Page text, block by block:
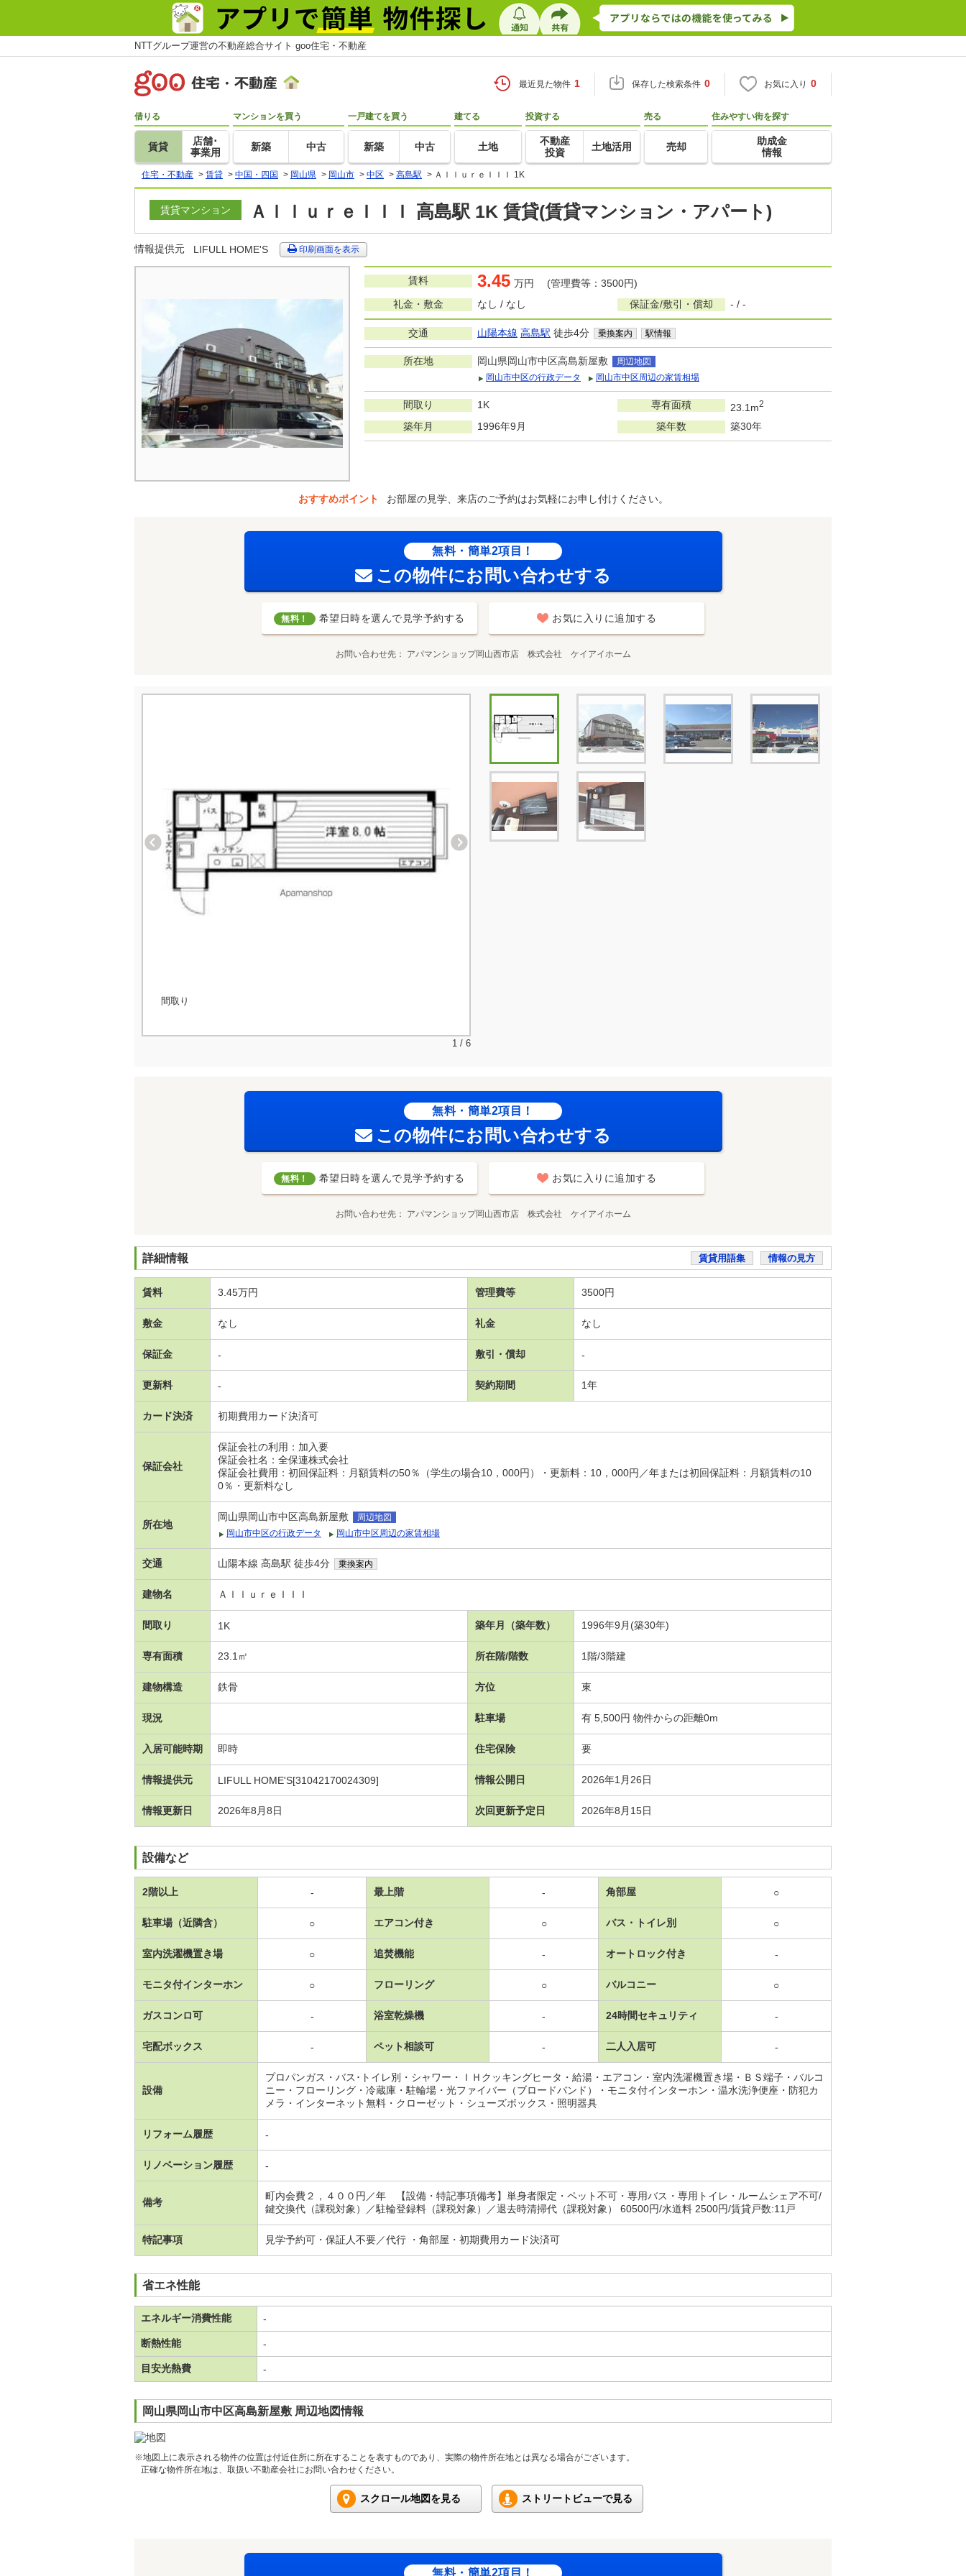
NTTグループ運営の不動産総合サイト goo住宅・不動産
最近見た物件 1 保存した検索条件 0 お気に入り 0
借りる
賃貸
店舗･
事業用
マンションを買う
新築 中古
一戸建てを買う
新築 中古
建てる
土地
投資する
不動産
投資
土地活用
売る
売却
住みやすい街を探す
助成金
情報
住宅・不動産 > 賃貸 > 中国・四国 > 岡山県 > 岡山市 > 中区 > 高島駅 > ＡｌｌｕｒｅＩＩＩ 1K
賃貸マンション ＡｌｌｕｒｅＩＩＩ 高島駅 1K 賃貸(賃貸マンション・アパート)
情報提供元 LIFULL HOME'S 印刷画面を表示
賃料 3.45 万円 (管理費等：3500円)
礼金・敷金
なし / なし 保証金/敷引・償却 - / -
交通 山陽本線 高島駅 徒歩4分 乗換案内 駅情報
所在地 岡山県岡山市中区高島新屋敷
周辺地図
岡山市中区の行政データ
岡山市中区周辺の家賃相場
間取り 1K 専有面積 23.1m2
築年月 1996年9月 築年数 築30年
おすすめポイント お部屋の見学、来店のご予約はお気軽にお申し付けください。
無料・簡単2項目！
この物件にお問い合わせする
無料！ 希望日時を選んで見学予約する お気に入りに追加する
お問い合わせ先 アパマンショップ岡山西市店 株式会社 ケイアイホーム
間取り
1 / 6
無料・簡単2項目！
この物件にお問い合わせする
無料！ 希望日時を選んで見学予約する お気に入りに追加する
お問い合わせ先 アパマンショップ岡山西市店 株式会社 ケイアイホーム
詳細情報 賃貸用語集 情報の見方
賃料 3.45万円 管理費等 3500円
敷金 なし 礼金 なし
保証金 - 敷引・償却 -
更新料 - 契約期間 1年
カード決済 初期費用カード決済可
保証会社
保証会社の利用：加入要
保証会社名：全保連株式会社
保証会社費用：初回保証料：月額賃料の50％（学生の場合10，000円）・更新料：10，000円／年または初回保証料：月額賃料の10
0％・更新料なし
所在地
岡山県岡山市中区高島新屋敷
周辺地図
岡山市中区の行政データ
岡山市中区周辺の家賃相場
交通 山陽本線 高島駅 徒歩4分 乗換案内
建物名 ＡｌｌｕｒｅＩＩＩ
間取り 1K 築年月（築年数） 1996年9月(築30年)
専有面積 23.1㎡ 所在階/階数 1階/3階建
建物構造 鉄骨 方位 東
現況 駐車場 有 5,500円 物件からの距離0m
入居可能時期 即時 住宅保険 要
情報提供元 LIFULL HOME'S[31042170024309] 情報公開日 2026年1月26日
情報更新日 2026年8月8日 次回更新予定日 2026年8月15日
設備など
2階以上 - 最上階 - 角部屋 ○
駐車場（近隣含） ○ エアコン付き ○ バス・トイレ別 ○
室内洗濯機置き場 ○ 追焚機能 - オートロック付き -
モニタ付インターホン ○ フローリング ○ バルコニー ○
ガスコンロ可 - 浴室乾燥機 - 24時間セキュリティ -
宅配ボックス - ペット相談可 - 二人入居可 -
設備
プロパンガス・バス･トイレ別・シャワー・ＩＨクッキングヒータ・給湯・エアコン・室内洗濯機置き場・ＢＳ端子・バルコ
ニー・フローリング・冷蔵庫・駐輪場・光ファイバー（ブロードバンド）・モニタ付インターホン・温水洗浄便座・防犯カ
メラ・インターネット無料・クローゼット・シューズボックス・照明器具
リフォーム履歴 -
リノベーション履歴 -
備考
町内会費２，４００円／年 【設備・特記事項備考】単身者限定・ペット不可・専用バス・専用トイレ・ルームシェア不可/
鍵交換代（課税対象）／駐輪登録料（課税対象）／退去時清掃代（課税対象） 60500円/水道料 2500円/賃貸戸数:11戸
特記事項 見学予約可・保証人不要／代行 ・角部屋・初期費用カード決済可
省エネ性能
エネルギー消費性能 -
断熱性能 -
目安光熱費 -
岡山県岡山市中区高島新屋敷 周辺地図情報
※地図上に表示される物件の位置は付近住所に所在することを表すものであり、実際の物件所在地とは異なる場合がございます。
正確な物件所在地は、取扱い不動産会社にお問い合わせください。
スクロール地図を見る ストリートビューで見る
無料・簡単2項目！